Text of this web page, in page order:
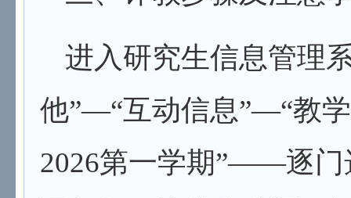
进入研究生信息管理
他”—“互动信息”—“教
2026第一学期”——逐